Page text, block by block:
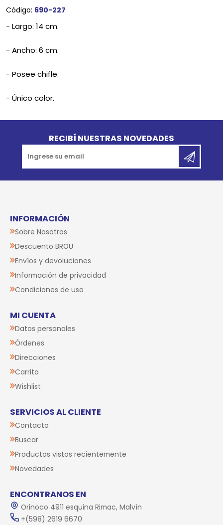
Código: 690-227
- Largo: 14 cm.
- Ancho: 6 cm.
- Posee chifle.
- Único color.
RECIBÍ NUESTRAS NOVEDADES
INFORMACIÓN
Sobre Nosotros
Descuento BROU
Envíos y devoluciones
Información de privacidad
Condiciones de uso
MI CUENTA
Datos personales
Órdenes
Direcciones
Carrito
Wishlist
SERVICIOS AL CLIENTE
Contacto
Buscar
Productos vistos recientemente
Novedades
ENCONTRANOS EN
Orinoco 4911 esquina Rimac, Malvín
+(598) 2619 6670